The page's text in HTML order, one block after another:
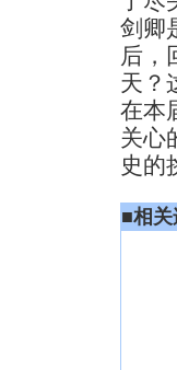
剑卿
后，
天？
在本
关心
史
■相关